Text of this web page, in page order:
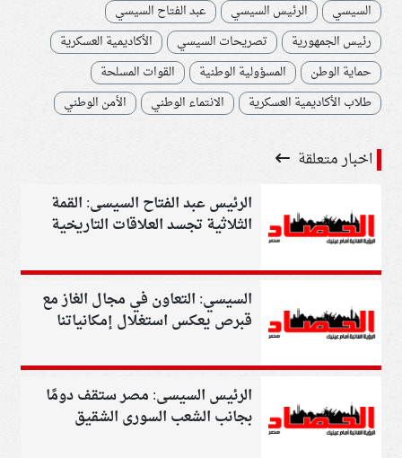
السيسي الرئيس السيسي
عبد الفتاح السيسي
رئيس الجمهورية
تصريحات السيسي
الأكاديمية العسكرية
حماية الوطن
المسؤولية الوطنية
القوات المسلحة
طلاب الأكاديمية العسكرية
الانتماء الوطني الأمن الوطني
اخبار متعلقة
الرئيس عبد الفتاح السيسى: القمة
الثلاثية تجسد العلاقات التاريخية
السيسي: التعاون في مجال الغاز مع
قبرص يعكس استغلال إمكانياتنا
الرئيس السيسى: مصر ستقف دومًا
بجانب الشعب السورى الشقيق